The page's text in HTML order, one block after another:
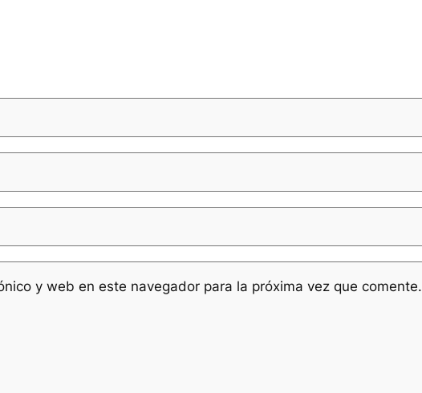
y web en este navegador para la próxima vez que comente.